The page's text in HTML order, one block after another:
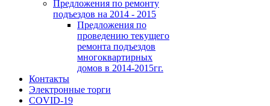
Предложения по ремонту
подъездов на 2014 - 2015
Предложения по
проведению текущего
ремонта подъездов
многоквартирных
домов в 2014-2015гг.
Контакты
Электронные торги
COVID-19